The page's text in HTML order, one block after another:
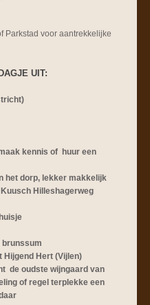
Parkstad voor aantrekkelijke
UIT:
kennis of huur een
het dorp, lekker makkelijk
Hilleshagerweg
brunssum
Hijgend Hert (Vijlen)
de oudste wijngaard van
of regel terplekke een